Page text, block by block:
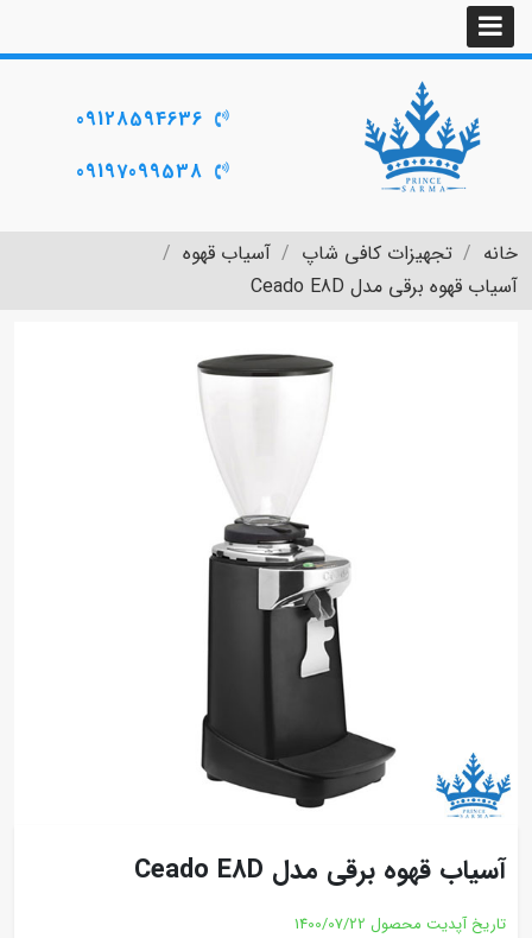
09128594636
09197099538
خانه تجهیزات کافی شاپ
آسیاب قهوه
آسیاب قهوه برقی مدل Ceado E8D
آسیاب قهوه برقی مدل Ceado E8D
تاریخ آپدیت محصول 1400/07/22